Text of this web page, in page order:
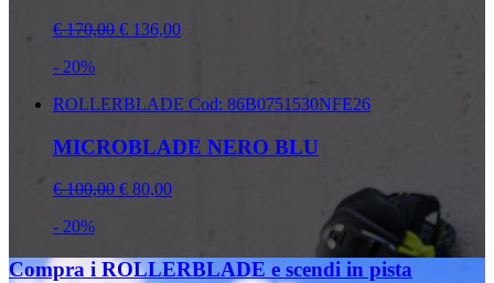
€ 170,00 € 136,00
- 20%
ROLLERBLADE Cod: 86B0751530NFE26
MICROBLADE NERO BLU
€ 100,00 € 80,00
- 20%
Compra i ROLLERBLADE e scendi in pista